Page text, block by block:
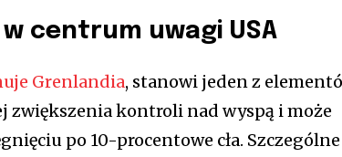
centrum uwagi USA
Grenlandia, stanowi jeden z
zwiększenia kontroli nad wyspą i może
po 10-procentowe cła. Szczególne